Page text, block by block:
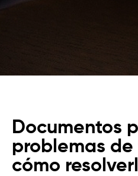
Documentos
problemas
cómo